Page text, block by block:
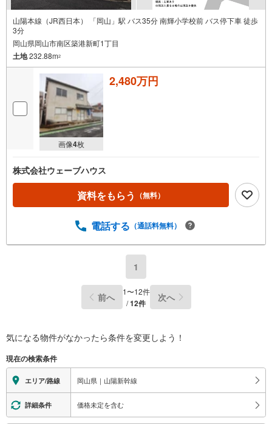
山陽本線（JR西日本） 「岡山」駅 バス35分 南輝小学校前 バス停下車 徒歩
3分
岡山県岡山市南区築港新町1丁目
土地232.88m2
画像4枚
2,480万円
株式会社ウェーブハウス
資料をもらう （無料）
電話する （通話料無料）
1
前へ 1〜12件
/12件 次へ
気になる物件がなかったら条件を変更しよう！
現在の検索条件
エリア/路線 岡山県｜山陽新幹線
詳細条件 価格未定を含む